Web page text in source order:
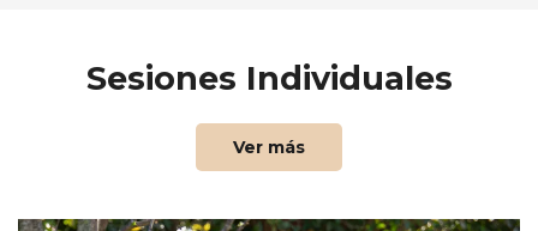
Sesiones Individuales
Ver más